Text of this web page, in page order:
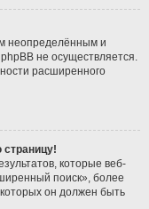
неопределённым и
не осуществляется.
расширенного
страницу!
которые веб-
поиск», более
он должен быть